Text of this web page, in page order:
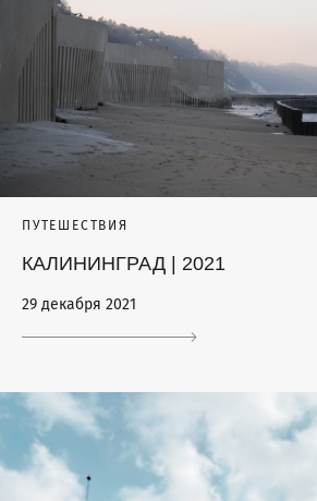
ПУТЕШЕСТВИЯ
КАЛИНИНГРАД | 2021
29 декабря 2021